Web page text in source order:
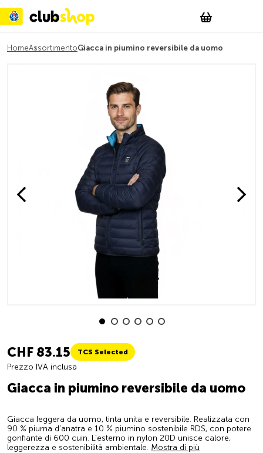
Account
WishList
HomeAssortimentoGiacca in piumino reversibile da uomo
CHF 83.15 TCS Selected
Prezzo IVA inclusa
Giacca in piumino reversibile da uomo
Giacca leggera da uomo, tinta unita e reversibile. Realizzata con
90 % piuma d’anatra e 10 % piumino sostenibile RDS, con potere
gonfiante di 600 cuin. L’esterno in nylon 20D unisce calore,
leggerezza e sostenibilità ambientale. Mostra di più